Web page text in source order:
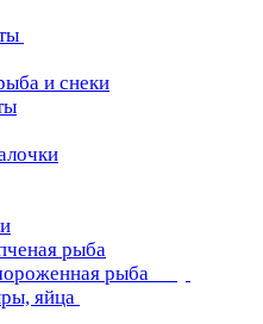
и снеки
рыба
рыба
яйца